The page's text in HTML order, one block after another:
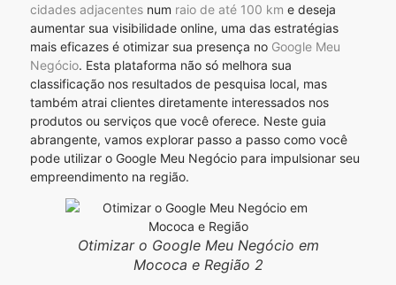
cidades adjacentes num raio de até 100 km e deseja
aumentar sua visibilidade online, uma das estratégias
mais eficazes é otimizar sua presença no Google Meu
Negócio. Esta plataforma não só melhora sua
classificação nos resultados de pesquisa local, mas
também atrai clientes diretamente interessados nos
produtos ou serviços que você oferece. Neste guia
abrangente, vamos explorar passo a passo como você
pode utilizar o Google Meu Negócio para impulsionar seu
empreendimento na região.
Otimizar o Google Meu Negócio em
Mococa e Região 2